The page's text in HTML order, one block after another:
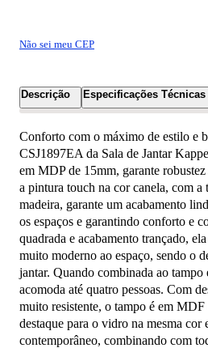
Não sei meu CEP
Descrição Especificações Técnicas
Conforto com o máximo de estilo e
CSJ1897EA da Sala de Jantar
em MDP de 15mm, garante
a pintura touch na cor canela, com a
madeira, garante um acabamento
os espaços e garantindo conforto e
quadrada e acabamento trançado,
muito moderno ao espaço, sendo o
jantar. Quando combinada ao
acomoda até quatro pessoas. Com
muito resistente, o tampo é em
destaque para o vidro na mesma cor
contemporâneo, combinando com